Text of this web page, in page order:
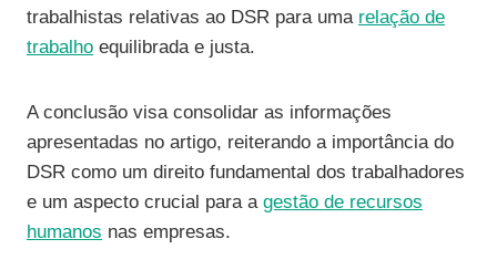
trabalhistas relativas ao DSR para uma relação de
trabalho equilibrada e justa.
A conclusão visa consolidar as informações
apresentadas no artigo, reiterando a importância do
DSR como um direito fundamental dos trabalhadores
e um aspecto crucial para a gestão de recursos
humanos nas empresas.